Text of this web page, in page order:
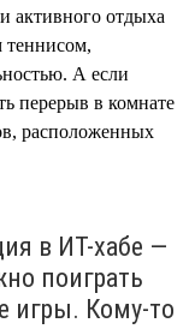
активного отдыха
теннисом,
А если
перерыв в комнате
расположенных
в ИТ-хабе —
поиграть
игры. Кому-то